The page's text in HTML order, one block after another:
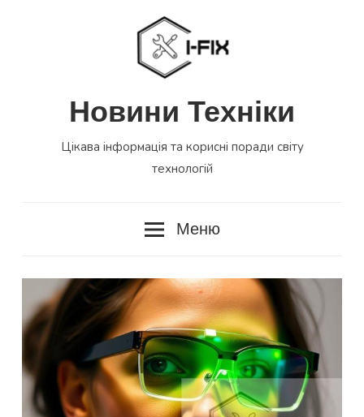
Новини Техніки
Цікава інформація та корисні поради світу
технологій
Меню